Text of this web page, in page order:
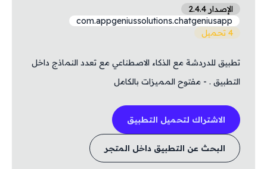
الإصدار 2.4.4
com.appgeniussolutions.chatgeniusapp
4 تحميل
تطبيق للدردشة مع الذكاء الاصطناعي مع تعدد النماذج داخل
التطبيق . - مفتوح المميزات بالكامل
الاشتراك لتحميل التطبيق
البحث عن التطبيق داخل المتجر